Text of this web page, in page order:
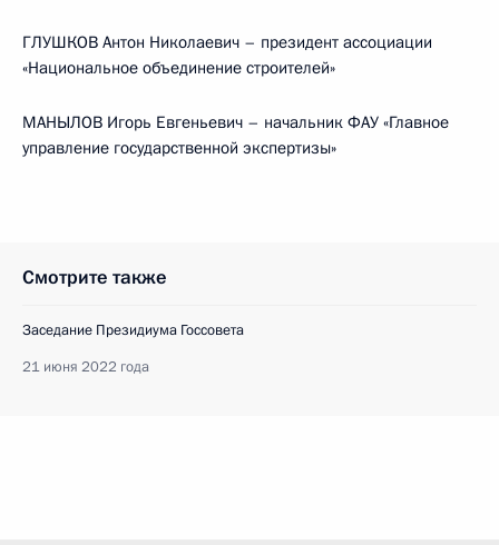
ГЛУШКОВ Антон Николаевич – президент ассоциации
«Национальное объединение строителей»
МАНЫЛОВ Игорь Евгеньевич – начальник ФАУ «Главное
управление государственной экспертизы»
Смотрите также
Заседание Президиума Госсовета
21 июня 2022 года